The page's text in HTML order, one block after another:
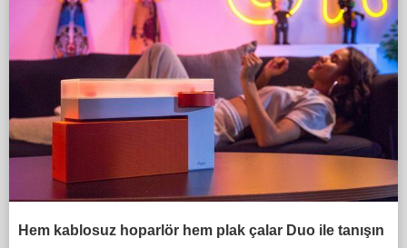
Hem kablosuz hoparlör hem plak çalar Duo ile tanışın